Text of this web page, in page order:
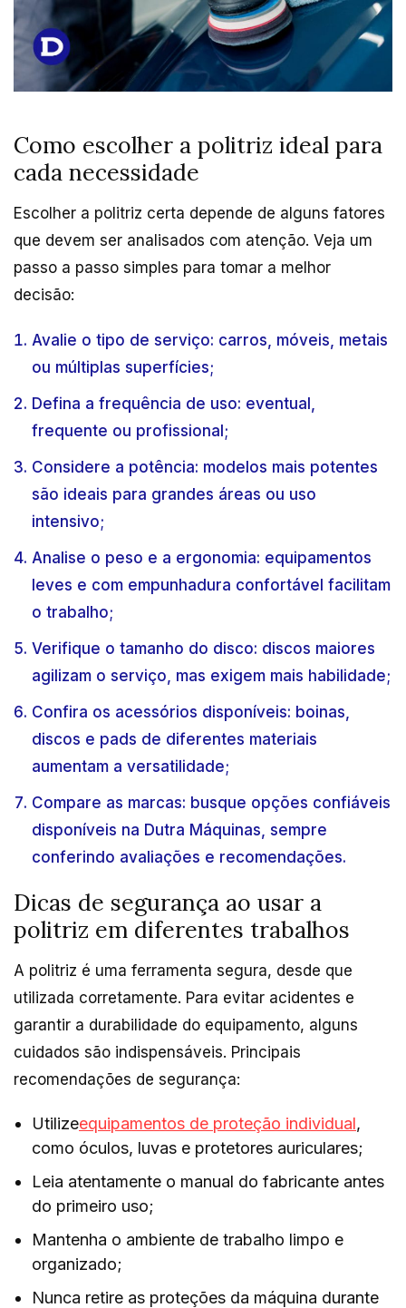
Como escolher a politriz ideal para
cada necessidade
Escolher a politriz certa depende de alguns fatores
que devem ser analisados com atenção. Veja um
passo a passo simples para tomar a melhor
decisão:
Avalie o tipo de serviço: carros, móveis, metais
ou múltiplas superfícies;
Defina a frequência de uso: eventual,
frequente ou profissional;
Considere a potência: modelos mais potentes
são ideais para grandes áreas ou uso
intensivo;
Analise o peso e a ergonomia: equipamentos
leves e com empunhadura confortável facilitam
o trabalho;
Verifique o tamanho do disco: discos maiores
agilizam o serviço, mas exigem mais habilidade;
Confira os acessórios disponíveis: boinas,
discos e pads de diferentes materiais
aumentam a versatilidade;
Compare as marcas: busque opções confiáveis
disponíveis na Dutra Máquinas, sempre
conferindo avaliações e recomendações.
Dicas de segurança ao usar a
politriz em diferentes trabalhos
A politriz é uma ferramenta segura, desde que
utilizada corretamente. Para evitar acidentes e
garantir a durabilidade do equipamento, alguns
cuidados são indispensáveis. Principais
recomendações de segurança:
Utilizeequipamentos de proteção individual,
como óculos, luvas e protetores auriculares;
Leia atentamente o manual do fabricante antes
do primeiro uso;
Mantenha o ambiente de trabalho limpo e
organizado;
Nunca retire as proteções da máquina durante